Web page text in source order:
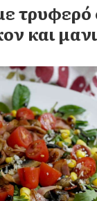
τρυφερό
και